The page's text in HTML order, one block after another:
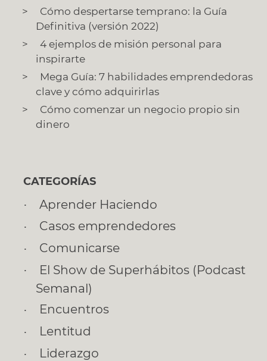
Cómo despertarse temprano: la Guía
Definitiva (versión 2022)
4 ejemplos de misión personal para
inspirarte
Mega Guía: 7 habilidades emprendedoras
clave y cómo adquirirlas
Cómo comenzar un negocio propio sin
dinero
CATEGORÍAS
Aprender Haciendo
Casos emprendedores
Comunicarse
El Show de Superhábitos (Podcast
Semanal)
Encuentros
Lentitud
Liderazgo